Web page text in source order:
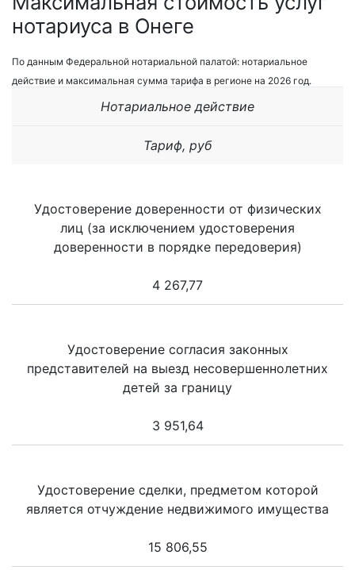
нотариуса в Онеге
По данным Федеральной нотариальной палатой: нотариальное
действие и максимальная сумма тарифа в регионе на 2026 год.
Нотариальное действие
Тариф, руб
Удостоверение доверенности от физических
лиц (за исключением удостоверения
доверенности в порядке передоверия)
4 267,77
Удостоверение согласия законных
представителей на выезд несовершеннолетних
детей за границу
3 951,64
Удостоверение сделки, предметом которой
является отчуждение недвижимого имущества
15 806,55